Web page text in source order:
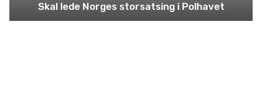
Skal lede Norges storsatsing i Polhavet